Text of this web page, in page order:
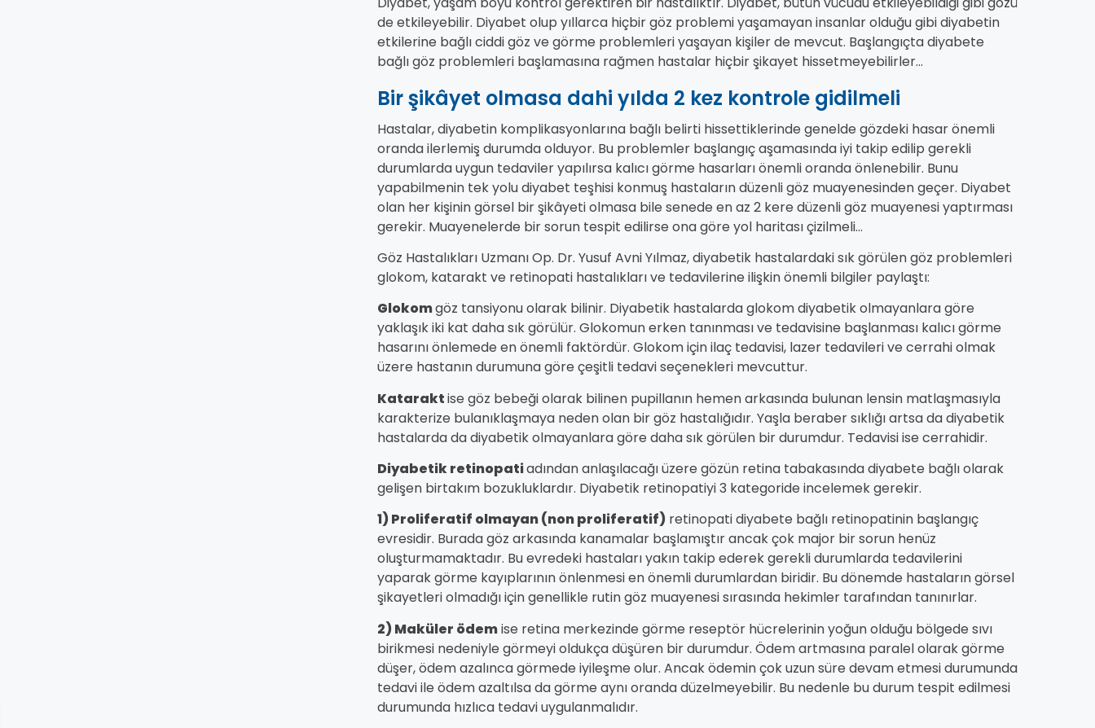
de etkileyebilir. Diyabet olup yıllarca hiçbir göz problemi yaşamayan insanlar olduğu gibi diyabetin
etkilerine bağlı ciddi göz ve görme problemleri yaşayan kişiler de mevcut. Başlangıçta diyabete
bağlı göz problemleri başlamasına rağmen hastalar hiçbir şikayet hissetmeyebilirler...
Bir şikâyet olmasa dahi yılda 2 kez kontrole gidilmeli
Hastalar, diyabetin komplikasyonlarına bağlı belirti hissettiklerinde genelde gözdeki hasar önemli
oranda ilerlemiş durumda olduyor. Bu problemler başlangıç aşamasında iyi takip edilip gerekli
durumlarda uygun tedaviler yapılırsa kalıcı görme hasarları önemli oranda önlenebilir. Bunu
yapabilmenin tek yolu diyabet teşhisi konmuş hastaların düzenli göz muayenesinden geçer. Diyabet
olan her kişinin görsel bir şikâyeti olmasa bile senede en az 2 kere düzenli göz muayenesi yaptırması
gerekir. Muayenelerde bir sorun tespit edilirse ona göre yol haritası çizilmeli...
Göz Hastalıkları Uzmanı Op. Dr. Yusuf Avni Yılmaz, diyabetik hastalardaki sık görülen göz problemleri
glokom, katarakt ve retinopati hastalıkları ve tedavilerine ilişkin önemli bilgiler paylaştı:
Glokomgöz tansiyonu olarak bilinir. Diyabetik hastalarda glokom diyabetik olmayanlara göre
yaklaşık iki kat daha sık görülür. Glokomun erken tanınması ve tedavisine başlanması kalıcı görme
hasarını önlemede en önemli faktördür. Glokom için ilaç tedavisi, lazer tedavileri ve cerrahi olmak
üzere hastanın durumuna göre çeşitli tedavi seçenekleri mevcuttur.
Kataraktise göz bebeği olarak bilinen pupillanın hemen arkasında bulunan lensin matlaşmasıyla
karakterize bulanıklaşmaya neden olan bir göz hastalığıdır. Yaşla beraber sıklığı artsa da diyabetik
hastalarda da diyabetik olmayanlara göre daha sık görülen bir durumdur. Tedavisi ise cerrahidir.
Diyabetik retinopatiadından anlaşılacağı üzere gözün retina tabakasında diyabete bağlı olarak
gelişen birtakım bozukluklardır. Diyabetik retinopatiyi 3 kategoride incelemek gerekir.
1) Proliferatif olmayan (non proliferatif) retinopati diyabete bağlı retinopatinin başlangıç
evresidir. Burada göz arkasında kanamalar başlamıştır ancak çok major bir sorun henüz
oluşturmamaktadır. Bu evredeki hastaları yakın takip ederek gerekli durumlarda tedavilerini
yaparak görme kayıplarının önlenmesi en önemli durumlardan biridir. Bu dönemde hastaların görsel
şikayetleri olmadığı için genellikle rutin göz muayenesi sırasında hekimler tarafından tanınırlar.
2) Maküler ödemise retina merkezinde görme reseptör hücrelerinin yoğun olduğu bölgede sıvı
birikmesi nedeniyle görmeyi oldukça düşüren bir durumdur. Ödem artmasına paralel olarak görme
düşer, ödem azalınca görmede iyileşme olur. Ancak ödemin çok uzun süre devam etmesi durumunda
tedavi ile ödem azaltılsa da görme aynı oranda düzelmeyebilir. Bu nedenle bu durum tespit edilmesi
durumunda hızlıca tedavi uygulanmalıdır.